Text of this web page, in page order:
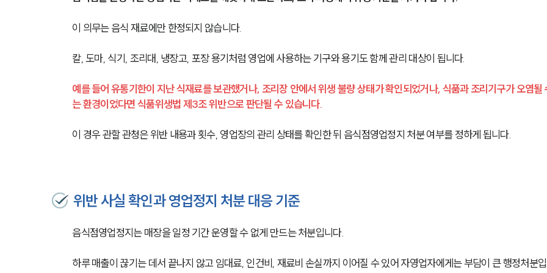
이 의무는 음식 재료에만 한정되지 않습니다.
칼, 도마, 식기, 조리대, 냉장고, 포장 용기처럼 영업에 사용하는 기구와 용기도 함께 관리 대상이 됩니다.
예를 들어 유통기한이 지난 식재료를 보관했거나, 조리장 안에서 위생 불량 상태가 확인되었거나, 식품과 조리기구가 오염될
는 환경이었다면 식품위생법 제3조 위반으로 판단될 수 있습니다.
이 경우 관할 관청은 위반 내용과 횟수, 영업장의 관리 상태를 확인한 뒤 음식점영업정지 처분 여부를 정하게 됩니다.
위반 사실 확인과 영업정지 처분 대응 기준
음식점영업정지는 매장을 일정 기간 운영할 수 없게 만드는 처분입니다.
하루 매출이 끊기는 데서 끝나지 않고 임대료, 인건비, 재료비 손실까지 이어질 수 있어 자영업자에게는 부담이 큰 행정처분입